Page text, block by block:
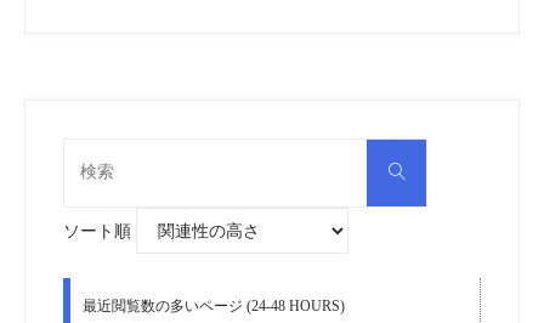
検
ソート順
最近閲覧数の多いページ (24-48 HOURS)